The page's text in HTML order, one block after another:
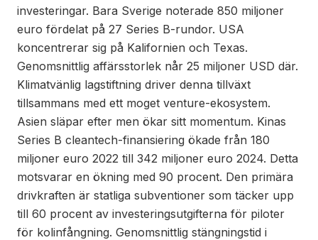
investeringar. Bara Sverige noterade 850 miljoner
euro fördelat på 27 Series B-rundor. USA
koncentrerar sig på Kalifornien och Texas.
Genomsnittlig affärsstorlek når 25 miljoner USD där.
Klimatvänlig lagstiftning driver denna tillväxt
tillsammans med ett moget venture-ekosystem.
Asien släpar efter men ökar sitt momentum. Kinas
Series B cleantech-finansiering ökade från 180
miljoner euro 2022 till 342 miljoner euro 2024. Detta
motsvarar en ökning med 90 procent. Den primära
drivkraften är statliga subventioner som täcker upp
till 60 procent av investeringsutgifterna för piloter
för kolinfångning. Genomsnittlig stängningstid i